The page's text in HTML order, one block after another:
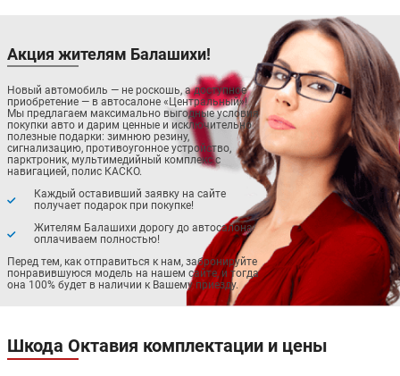
Акция жителям Балашихи!
Новый автомобиль — не роскошь, а доступное
приобретение — в автосалоне «Центральный»!
Мы предлагаем максимально выгодные условия
покупки авто и дарим ценные и исключительно
полезные подарки: зимнюю резину,
сигнализацию, противоугонное устройство,
парктроник, мультимедийный комплекс с
навигацией, полис КАСКО.
Каждый оставивший заявку на сайте
получает подарок при покупке!
Жителям Балашихи дорогу до автосалона
оплачиваем полностью!
Перед тем, как отправиться к нам, забронируйте
понравившуюся модель на нашем сайте, и тогда
она 100% будет в наличии к Вашему приезду.
Шкода Октавия комплектации и цены